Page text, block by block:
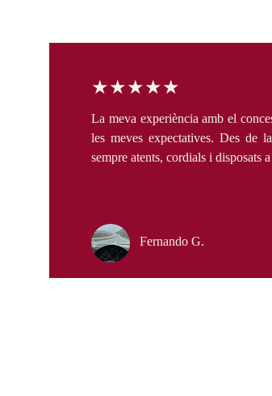
La meva experiència amb el
les meves expectatives. Des de
sempre atents, cordials i disposats
Fernando G.
★★★★★